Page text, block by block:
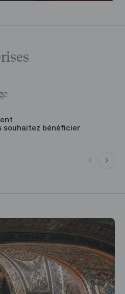
souhaitez bénéficier